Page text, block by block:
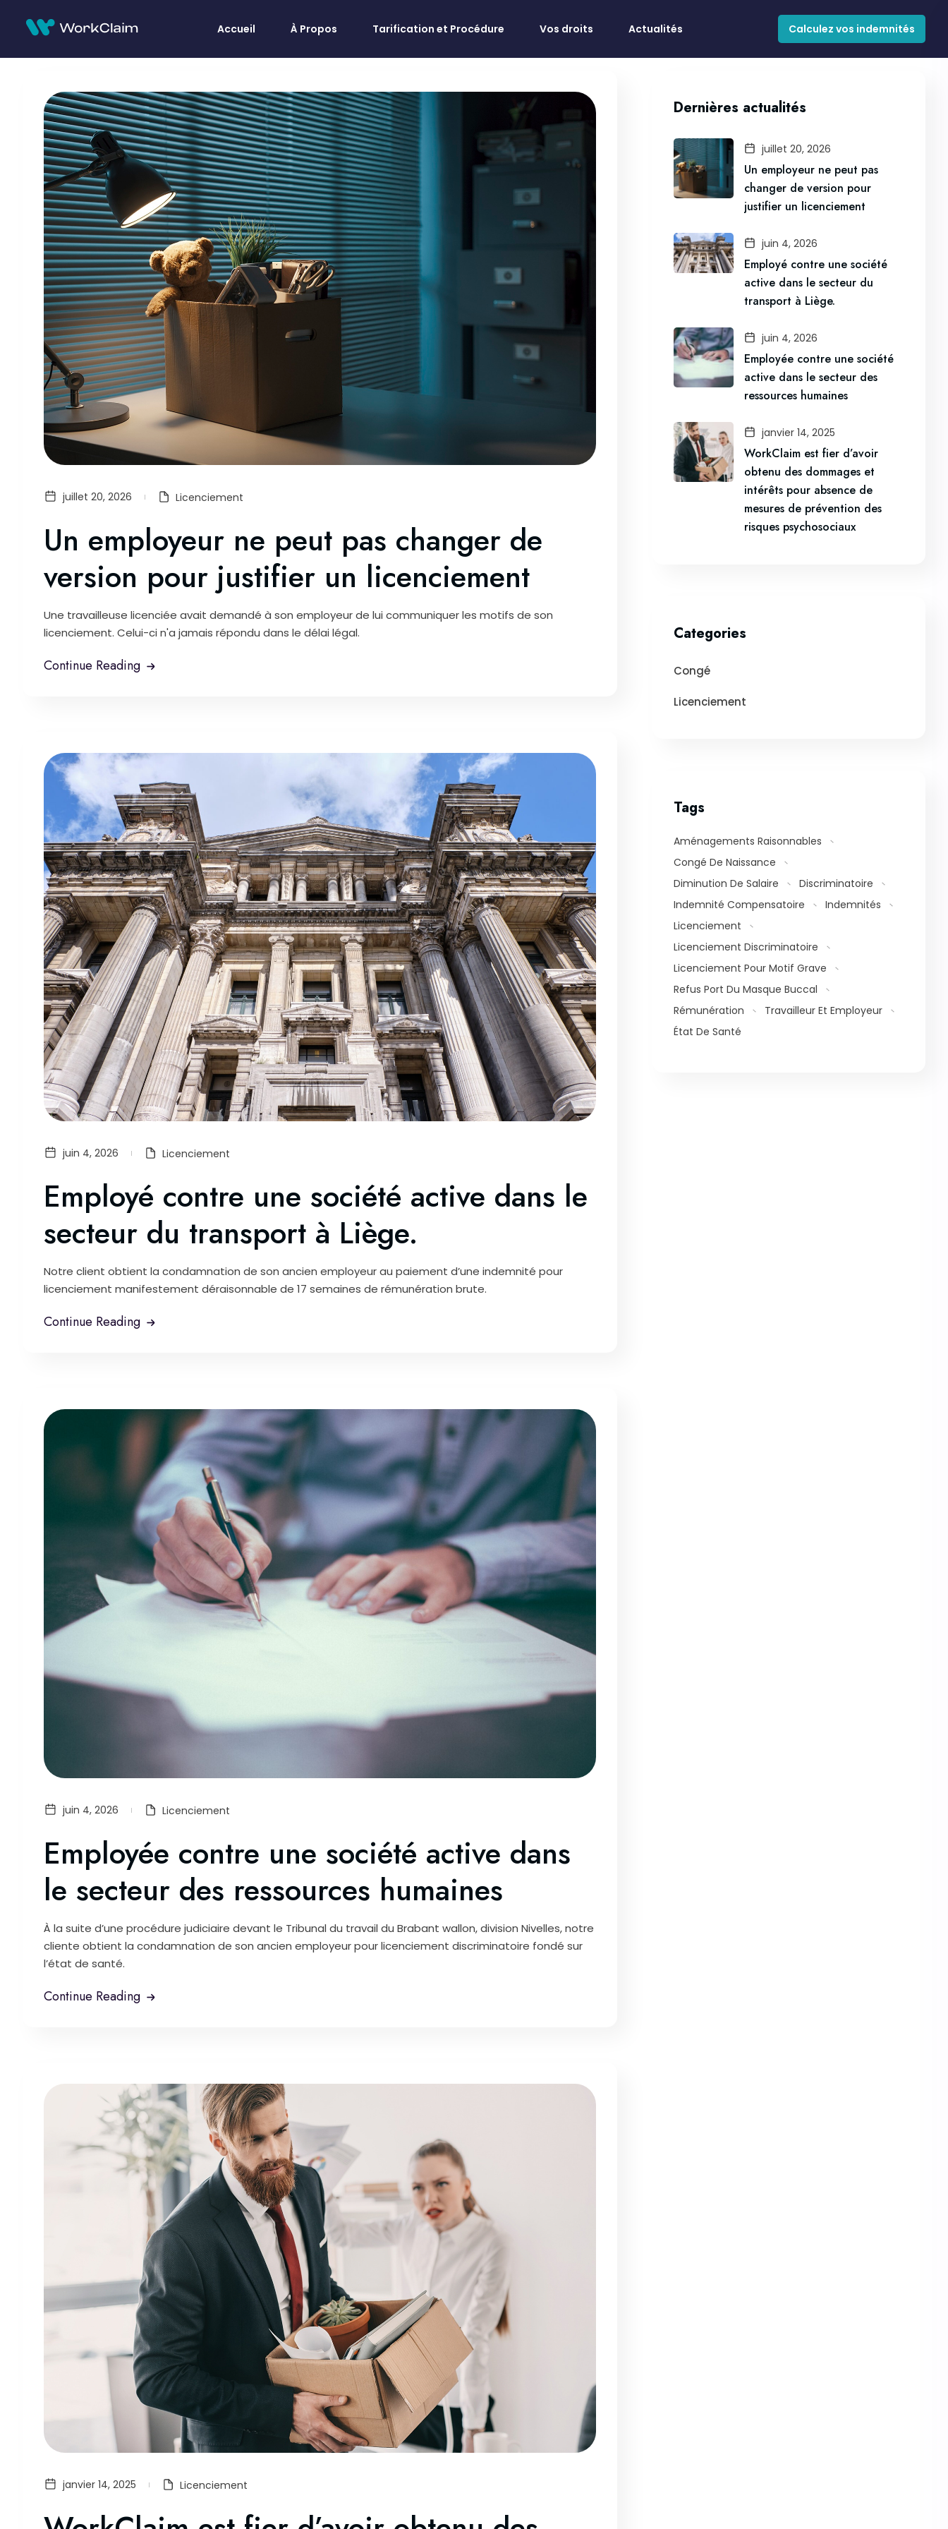
Accueil À Propos Tarification et Procédure Vos droits Actualités Calculez vos indemnités
juillet 20, 2026 Licenciement
Un employeur ne peut pas changer de
version pour justifier un licenciement
Une travailleuse licenciée avait demandé à son employeur de lui communiquer les motifs de son
licenciement. Celui-ci n'a jamais répondu dans le délai légal.
Continue Reading
juin 4, 2026 Licenciement
Employé contre une société active dans le
secteur du transport à Liège.
Notre client obtient la condamnation de son ancien employeur au paiement d’une indemnité pour
licenciement manifestement déraisonnable de 17 semaines de rémunération brute.
Continue Reading
juin 4, 2026 Licenciement
Employée contre une société active dans
le secteur des ressources humaines
À la suite d’une procédure judiciaire devant le Tribunal du travail du Brabant wallon, division Nivelles, notre
cliente obtient la condamnation de son ancien employeur pour licenciement discriminatoire fondé sur
l’état de santé.
Continue Reading
janvier 14, 2025 Licenciement
Dernières actualités
juillet 20, 2026
Un employeur ne peut pas
changer de version pour
justifier un licenciement
juin 4, 2026
Employé contre une société
active dans le secteur du
transport à Liège.
juin 4, 2026
Employée contre une société
active dans le secteur des
ressources humaines
janvier 14, 2025
WorkClaim est fier d’avoir
obtenu des dommages et
intérêts pour absence de
mesures de prévention des
risques psychosociaux
Categories
Congé
Licenciement
Tags
Aménagements Raisonnables
Congé De Naissance
Diminution De Salaire
Discriminatoire
Indemnité Compensatoire
Indemnités
Licenciement
Licenciement Discriminatoire
Licenciement Pour Motif Grave
Refus Port Du Masque Buccal
Rémunération
Travailleur Et Employeur
État De Santé